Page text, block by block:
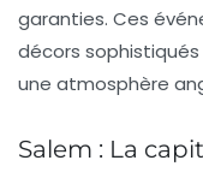
garanties. Ces
décors
une atmosphère
Salem : La